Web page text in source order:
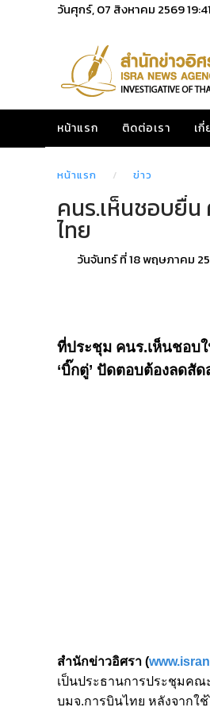
วันศุกร์, 07 สิงหาคม 2569
หน้าแรก ติดต่อเรา เ
หน้าแรก ข่าว
คนร.เห็นชอบยื่น
ไทย
วันจันทร์ ที่ 18 พฤษภาคม
‘บิ๊กตู่’ ปัดตอบต้องลดสั
สำนักข่าวอิศรา (